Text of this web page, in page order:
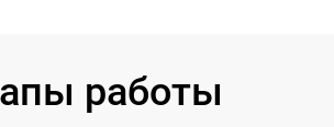
работы